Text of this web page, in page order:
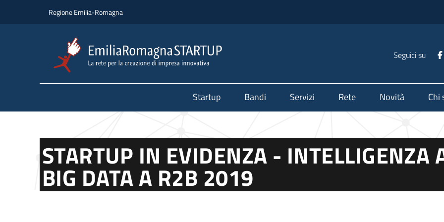
Regione Emilia-Romagna
Seguici su
Startup Bandi Servizi Rete Novità Chi
STARTUP IN EVIDENZA - INTELLIGENZA
BIG DATA A R2B 2019